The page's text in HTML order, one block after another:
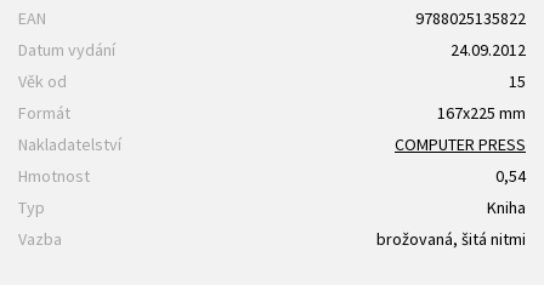
EAN
9788025135822
Datum vydání
24.09.2012
Věk od
15
Formát
167x225 mm
Nakladatelství
COMPUTER PRESS
Hmotnost
0,54
Typ
Kniha
Vazba
brožovaná, šitá nitmi